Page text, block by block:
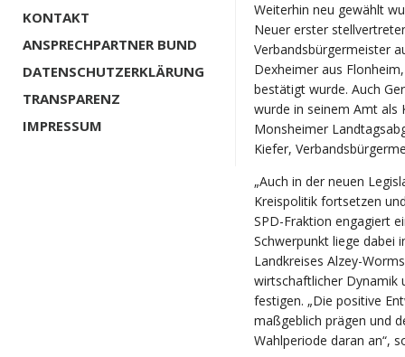
KONTAKT
ANSPRECHPARTNER BUND
DATENSCHUTZERKLÄRUNG
TRANSPARENZ
IMPRESSUM
Weiterhin neu gewählt
Neuer erster
Verbandsbürgermeister
Dexheimer aus
bestätigt wurde. Auch
wurde in seinem Amt als
Monsheimer
Kiefer,
„Auch in der neuen
Kreispolitik fortsetzen
SPD-Fraktion engagiert
Schwerpunkt liege dabei
Landkreises Alzey-
wirtschaftlicher Dynamik
festigen. „Die positive
maßgeblich prägen und
Wahlperiode daran an“,